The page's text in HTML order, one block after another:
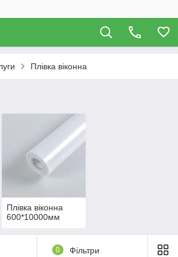
Плівка віконна
Плівка віконна
600*10000мм
0 Фільтри